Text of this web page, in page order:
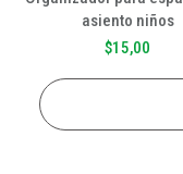
asiento niños
$15,00